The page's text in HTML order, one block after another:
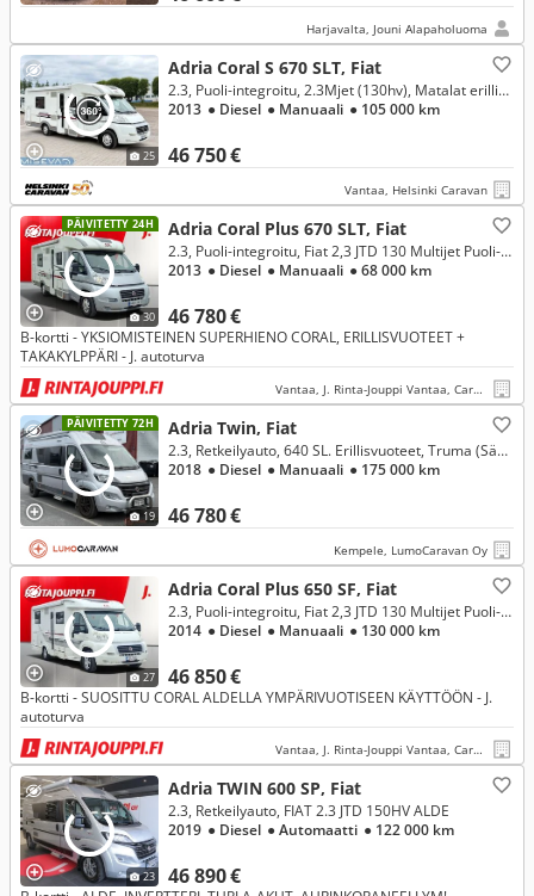
Harjavalta, Jouni Alapaholuoma
25
Adria Coral S 670 SLT, Fiat
46 750 €
2.3, Puoli-integroitu, 2.3Mjet (130hv), Matalat erillisvuoteet, Rek. 5:lle, Iso pesuhuone
2013 ● Diesel ● Manuaali ● 105 000 km
Vantaa, Helsinki Caravan
PÄIVITETTY 24H
30
Adria Coral Plus 670 SLT, Fiat
46 780 €
2.3, Puoli-integroitu, Fiat 2,3 JTD 130 Multijet Puoli-integroitu ALDE
2013 ● Diesel ● Manuaali ● 68 000 km
B-kortti - YKSIOMISTEINEN SUPERHIENO CORAL, ERILLISVUOTEET +
TAKAKYLPPÄRI - J. autoturva
Vantaa, J. Rinta-Jouppi Vantaa, Caravan
PÄIVITETTY 72H
19
Adria Twin, Fiat
46 780 €
2.3, Retkeilyauto, 640 SL. Erillisvuoteet, Truma (Sähkö / Kaasu), Markiisi, Koukku
2018 ● Diesel ● Manuaali ● 175 000 km
Kempele, LumoCaravan Oy
27
Adria Coral Plus 650 SF, Fiat
46 850 €
2.3, Puoli-integroitu, Fiat 2,3 JTD 130 Multijet Puoli-integroitu ALDE
2014 ● Diesel ● Manuaali ● 130 000 km
B-kortti - SUOSITTU CORAL ALDELLA YMPÄRIVUOTISEEN KÄYTTÖÖN - J.
autoturva
Vantaa, J. Rinta-Jouppi Vantaa, Caravan
23
Adria TWIN 600 SP, Fiat
46 890 €
2.3, Retkeilyauto, FIAT 2.3 JTD 150HV ALDE
2019 ● Diesel ● Automaatti ● 122 000 km